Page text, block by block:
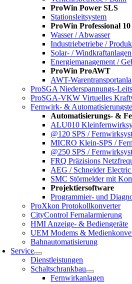
ProWin Power SLS
Stationsleitsystem
ProWin Professional 10
Wasser / Abwasser
Industriebetriebe /
Solar- / Windkraftanlagen
Energiemanagement /
ProWin ProAWT
AWT-
ProSGA Niederspannungs-
ProSGA-VKW Virtuelles
Fernwirk- &
Automatisierungs- &
ALU010
@120 SPS /
MICRO Klein-SPS /
@250 SPS /
FRQ Präzisions
AEG / Schneider
SMC Störmelder mit
Projektiersoftware
Programmier- und
ProXkon Protokollkonverter
CityControl Fernalarmierung
HMI Anzeige- & Bediengeräte
UEM Modems &
Bahnautomatisierung
Service
Dienstleistungen
Schaltschrankbau
Fernwirkanlagen